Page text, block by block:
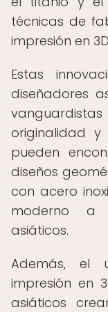
técnicas de
impresión en
Estas
diseñadores
originalidad y
pueden
diseños
con acero
moderno a
asiáticos.
Además, el
impresión en
asiáticos